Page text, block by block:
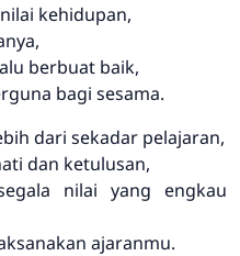
kehidupan,
berbuat baik,
bagi sesama.
dari sekadar pelajaran,
dan ketulusan,
nilai yang engkau
ajaranmu.